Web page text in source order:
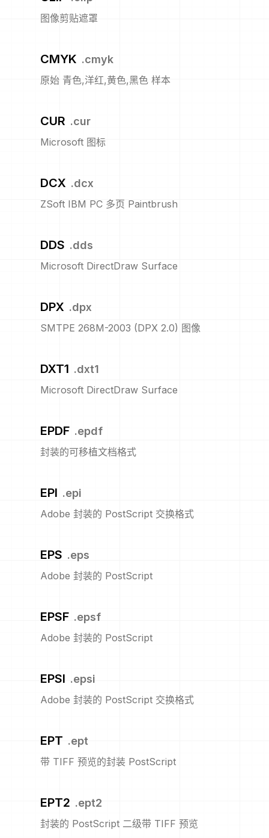
图像剪贴遮罩
CMYK .cmyk
原始 青色,洋红,黄色,黑色 样本
CUR .cur
Microsoft 图标
DCX .dcx
ZSoft IBM PC 多页 Paintbrush
DDS .dds
Microsoft DirectDraw Surface
DPX .dpx
SMTPE 268M-2003 (DPX 2.0) 图像
DXT1 .dxt1
Microsoft DirectDraw Surface
EPDF .epdf
封装的可移植文档格式
EPI .epi
Adobe 封装的 PostScript 交换格式
EPS .eps
Adobe 封装的 PostScript
EPSF .epsf
Adobe 封装的 PostScript
EPSI .epsi
Adobe 封装的 PostScript 交换格式
EPT .ept
带 TIFF 预览的封装 PostScript
EPT2 .ept2
封装的 PostScript 二级带 TIFF 预览